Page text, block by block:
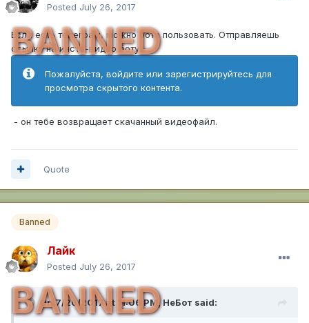
Posted July 26, 2017
BANNED
Если есть телеграм, можно бота пользовать. Отправляешь
ссылку на инста-видео боту
Пожалуйста, войдите или зарегистрируйтесь для
просмотра скрытого контента.
- он тебе возвращает скачанный видеофайл.
Quote
Banned
Лайк
Posted July 26, 2017
BANNED
On 7/26/2017 at 11:06 PM, НеБот said: